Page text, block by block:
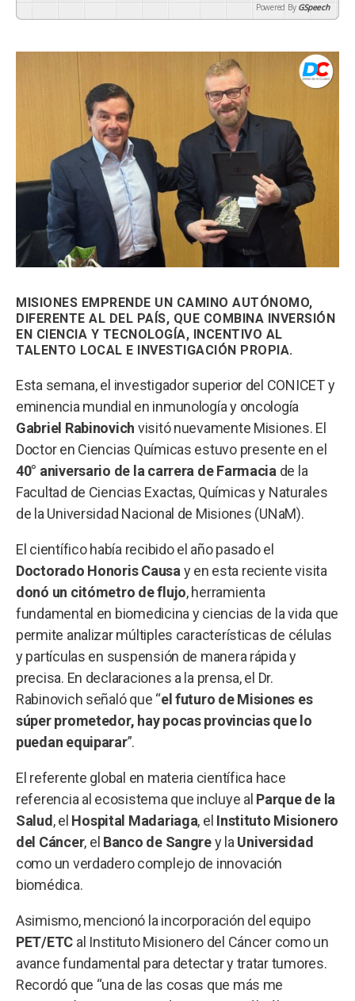
Powered By GSpeech
MISIONES EMPRENDE UN CAMINO AUTÓNOMO,
DIFERENTE AL DEL PAÍS, QUE COMBINA INVERSIÓN
EN CIENCIA Y TECNOLOGÍA, INCENTIVO AL
TALENTO LOCAL E INVESTIGACIÓN PROPIA.
Esta semana, el investigador superior del CONICET y
eminencia mundial en inmunología y oncología
Gabriel Rabinovich visitó nuevamente Misiones. El
Doctor en Ciencias Químicas estuvo presente en el
40° aniversario de la carrera de Farmacia de la
Facultad de Ciencias Exactas, Químicas y Naturales
de la Universidad Nacional de Misiones (UNaM).
El científico había recibido el año pasado el
Doctorado Honoris Causa y en esta reciente visita
donó un citómetro de flujo, herramienta
fundamental en biomedicina y ciencias de la vida que
permite analizar múltiples características de células
y partículas en suspensión de manera rápida y
precisa. En declaraciones a la prensa, el Dr.
Rabinovich señaló que “el futuro de Misiones es
súper prometedor, hay pocas provincias que lo
puedan equiparar”.
El referente global en materia científica hace
referencia al ecosistema que incluye al Parque de la
Salud , el Hospital Madariaga, el Instituto Misionero
del Cáncer, el Banco de Sangrey la Universidad
como un verdadero complejo de innovación
biomédica.
Asimismo, mencionó la incorporación del equipo
PET/ETC al Instituto Misionero del Cáncer como un
avance fundamental para detectar y tratar tumores.
Recordó que “una de las cosas que más me